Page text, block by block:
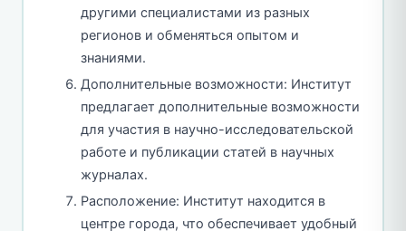
другими специалистами из разных
регионов и обменяться опытом и
знаниями.
Дополнительные возможности: Институт
предлагает дополнительные возможности
для участия в научно-исследовательской
работе и публикации статей в научных
журналах.
Расположение: Институт находится в
центре города, что обеспечивает удобный